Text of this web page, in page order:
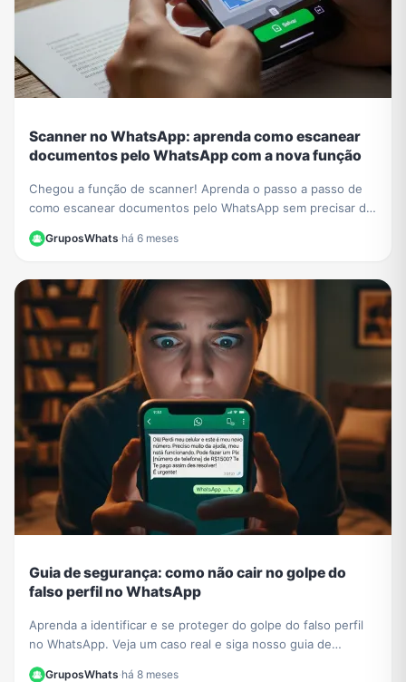
Scanner no WhatsApp: aprenda como escanear
documentos pelo WhatsApp com a nova função
Chegou a função de scanner! Aprenda o passo a passo de
como escanear documentos pelo WhatsApp sem precisar de
GruposWhats·há 6 meses
Guia de segurança: como não cair no golpe do
falso perfil no WhatsApp
Aprenda a identificar e se proteger do golpe do falso perfil
no WhatsApp. Veja um caso real e siga nosso guia de
GruposWhats·há 8 meses